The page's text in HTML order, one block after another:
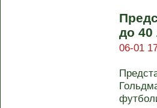
до
06-01